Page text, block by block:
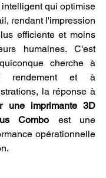
qui optimise
rendant l'impression
efficiente et moins
humaines. C'est
cherche à
rendement et à
une imprimante 3D
Combo est une
opérationnelle